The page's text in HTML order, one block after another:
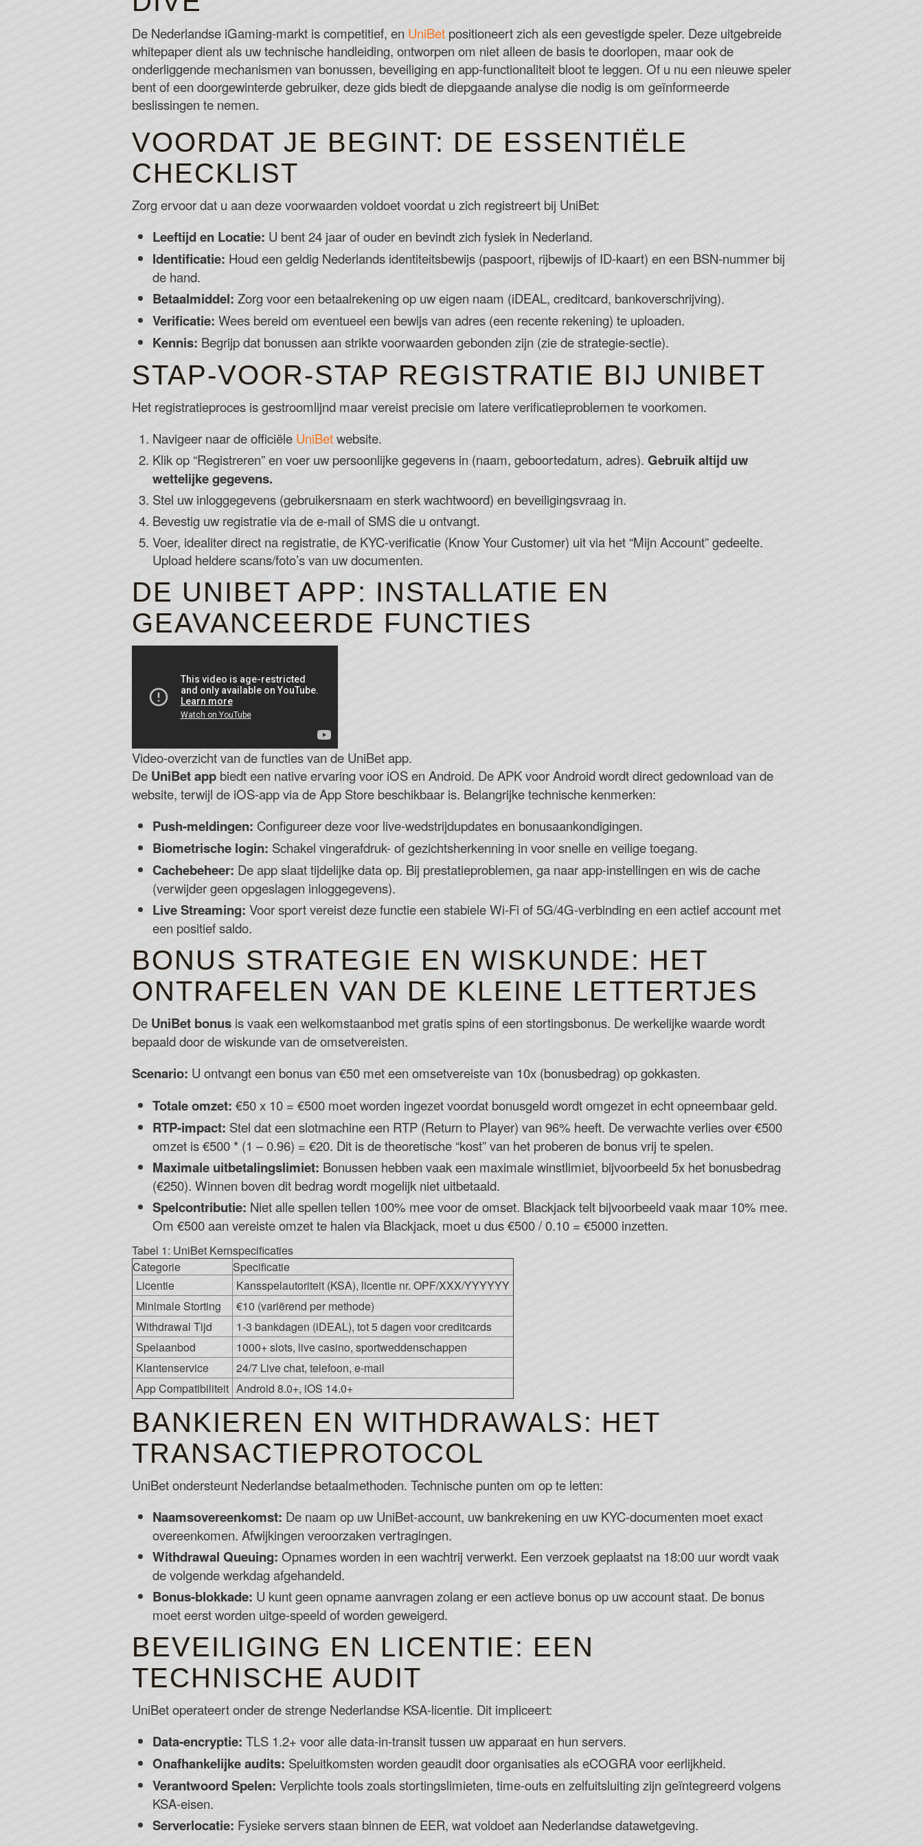
graphics and sounds are sleek and well-done.
Storspelare Casino No Deposit Bonus Codes For Free Spins 2026
Rescue Pamina, the Taminos girlfriend from the captivity of the old priest and defeat the Queen
of the Night to get the biggest prize of the game.
De Nederlandse iGaming-markt is competitief, en UniBet positioneert zich als een gevestigde speler. Deze uitgebreide
whitepaper dient als uw technische handleiding, ontworpen om niet alleen de basis te doorlopen, maar ook de
onderliggende mechanismen van bonussen, beveiliging en app-functionaliteit bloot te leggen. Of u nu een nieuwe speler
bent of een doorgewinterde gebruiker, deze gids biedt de diepgaande analyse die nodig is om geïnformeerde
beslissingen te nemen.
VOORDAT JE BEGINT: DE ESSENTIËLE
CHECKLIST
Zorg ervoor dat u aan deze voorwaarden voldoet voordat u zich registreert bij UniBet:
Leeftijd en Locatie: U bent 24 jaar of ouder en bevindt zich fysiek in Nederland.
Identificatie: Houd een geldig Nederlands identiteitsbewijs (paspoort, rijbewijs of ID-kaart) en een BSN-nummer bij
de hand.
Betaalmiddel: Zorg voor een betaalrekening op uw eigen naam (iDEAL, creditcard, bankoverschrijving).
Verificatie: Wees bereid om eventueel een bewijs van adres (een recente rekening) te uploaden.
Kennis: Begrijp dat bonussen aan strikte voorwaarden gebonden zijn (zie de strategie-sectie).
STAP-VOOR-STAP REGISTRATIE BIJ UNIBET
Het registratieproces is gestroomlijnd maar vereist precisie om latere verificatieproblemen te voorkomen.
Navigeer naar de officiële UniBetwebsite.
Klik op “Registreren” en voer uw persoonlijke gegevens in (naam, geboortedatum, adres). Gebruik altijd uw
wettelijke gegevens.
Stel uw inloggegevens (gebruikersnaam en sterk wachtwoord) en beveiligingsvraag in.
Bevestig uw registratie via de e-mail of SMS die u ontvangt.
Voer, idealiter direct na registratie, de KYC-verificatie (Know Your Customer) uit via het “Mijn Account” gedeelte.
Upload heldere scans/foto’s van uw documenten.
DE UNIBET APP: INSTALLATIE EN
GEAVANCEERDE FUNCTIES
Video-overzicht van de functies van de UniBet app.
De UniBet app biedt een native ervaring voor iOS en Android. De APK voor Android wordt direct gedownload van de
website, terwijl de iOS-app via de App Store beschikbaar is. Belangrijke technische kenmerken:
Push-meldingen: Configureer deze voor live-wedstrijdupdates en bonusaankondigingen.
Biometrische login: Schakel vingerafdruk- of gezichtsherkenning in voor snelle en veilige toegang.
Cachebeheer: De app slaat tijdelijke data op. Bij prestatieproblemen, ga naar app-instellingen en wis de cache
(verwijder geen opgeslagen inloggegevens).
Live Streaming: Voor sport vereist deze functie een stabiele Wi-Fi of 5G/4G-verbinding en een actief account met
een positief saldo.
BONUS STRATEGIE EN WISKUNDE: HET
ONTRAFELEN VAN DE KLEINE LETTERTJES
De UniBet bonus is vaak een welkomstaanbod met gratis spins of een stortingsbonus. De werkelijke waarde wordt
bepaald door de wiskunde van de omsetvereisten.
Scenario: U ontvangt een bonus van €50 met een omsetvereiste van 10x (bonusbedrag) op gokkasten.
Totale omzet: €50 x 10 = €500 moet worden ingezet voordat bonusgeld wordt omgezet in echt opneembaar geld.
RTP-impact: Stel dat een slotmachine een RTP (Return to Player) van 96% heeft. De verwachte verlies over €500
omzet is €500 * (1 – 0.96) = €20. Dit is de theoretische “kost” van het proberen de bonus vrij te spelen.
Maximale uitbetalingslimiet: Bonussen hebben vaak een maximale winstlimiet, bijvoorbeeld 5x het bonusbedrag
(€250). Winnen boven dit bedrag wordt mogelijk niet uitbetaald.
Spelcontributie: Niet alle spellen tellen 100% mee voor de omset. Blackjack telt bijvoorbeeld vaak maar 10% mee.
Om €500 aan vereiste omzet te halen via Blackjack, moet u dus €500 / 0.10 = €5000 inzetten.
Tabel 1: UniBet Kernspecificaties
Categorie
Specificatie
Licentie
Kansspelautoriteit (KSA), licentie nr. OPF/XXX/YYYYYY
Minimale Storting
€10 (variërend per methode)
Withdrawal Tijd
1-3 bankdagen (iDEAL), tot 5 dagen voor creditcards
Spelaanbod
1000+ slots, live casino, sportweddenschappen
Klantenservice
24/7 Live chat, telefoon, e-mail
App Compatibiliteit Android 8.0+, iOS 14.0+
BANKIEREN EN WITHDRAWALS: HET
TRANSACTIEPROTOCOL
UniBet ondersteunt Nederlandse betaalmethoden. Technische punten om op te letten:
Naamsovereenkomst: De naam op uw UniBet-account, uw bankrekening en uw KYC-documenten moet exact
overeenkomen. Afwijkingen veroorzaken vertragingen.
Withdrawal Queuing: Opnames worden in een wachtrij verwerkt. Een verzoek geplaatst na 18:00 uur wordt vaak
de volgende werkdag afgehandeld.
Bonus-blokkade: U kunt geen opname aanvragen zolang er een actieve bonus op uw account staat. De bonus
moet eerst worden uitge-speeld of worden geweigerd.
BEVEILIGING EN LICENTIE: EEN
TECHNISCHE AUDIT
UniBet operateert onder de strenge Nederlandse KSA-licentie. Dit impliceert:
Data-encryptie: TLS 1.2+ voor alle data-in-transit tussen uw apparaat en hun servers.
Onafhankelijke audits: Speluitkomsten worden geaudit door organisaties als eCOGRA voor eerlijkheid.
Verantwoord Spelen: Verplichte tools zoals stortingslimieten, time-outs en zelfuitsluiting zijn geïntegreerd volgens
KSA-eisen.
Serverlocatie: Fysieke servers staan binnen de EER, wat voldoet aan Nederlandse datawetgeving.